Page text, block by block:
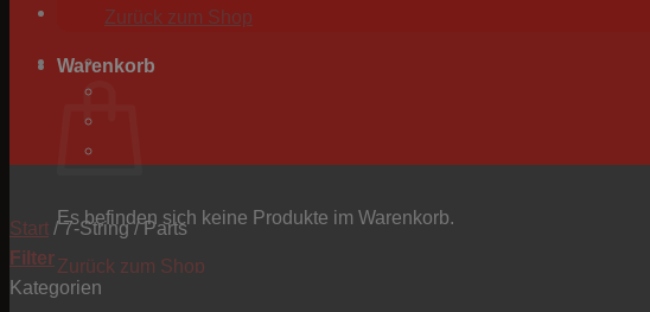
Zurück zum Shop
Warenkorb
Es befinden sich keine Produkte im Warenkorb.
Zurück zum Shop
Start /7-String / Parts
Filter
Kategorien